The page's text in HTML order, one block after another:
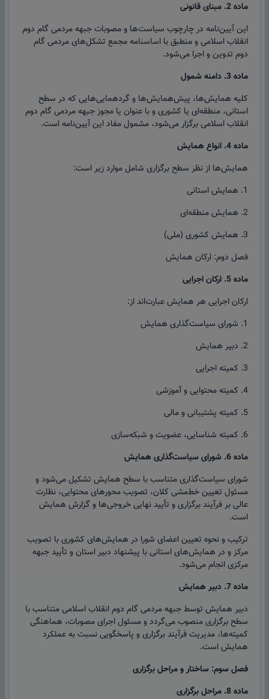
ماده 2. مبنای قانونی
این آیین‌نامه در چارچوب سیاست‌ها و مصوبات جبهه مردمی گام دوم
انقلاب اسلامی و منطبق با اساسنامه مجمع تشکل‌های مردمی گام
دوم تدوین و اجرا می‌شود.
ماده 3. دامنه شمول
کلیه همایش‌ها، پیش‌همایش‌ها و گردهمایی‌هایی که در سطح
استانی، منطقه‌ای یا کشوری و با عنوان یا مجوز جبهه مردمی گام دوم
انقلاب اسلامی برگزار می‌شود، مشمول مفاد این آیین‌نامه است.
ماده 4. انواع همایش
همایش‌ها از نظر سطح برگزاری شامل موارد زیر است:
1. همایش استانی
2. همایش منطقه‌ای
3. همایش کشوری (ملی)
فصل دوم: ارکان همایش
ماده 5. ارکان اجرایی
ارکان اجرایی هر همایش عبارت‌اند از:
1. شورای سیاست‌گذاری همایش
2. دبیر همایش
3. کمیته اجرایی
4. کمیته محتوایی و آموزشی
5. کمیته پشتیبانی و مالی
6. کمیته شناسایی، عضویت و شبکه‌سازی
ماده 6. شورای سیاست‌گذاری همایش
شورای سیاست‌گذاری متناسب با سطح همایش تشکیل می‌شود و
مسئول تعیین خط‌مشی کلان، تصویب محورهای محتوایی، نظارت
عالی بر فرآیند برگزاری و تأیید نهایی خروجی‌ها و گزارش همایش
است.
ترکیب و نحوه تعیین اعضای شورا در همایش‌های کشوری با تصویب
مرکز و در همایش‌های استانی با پیشنهاد دبیر استان و تأیید جبهه
مرکزی انجام می‌شود.
ماده 7. دبیر همایش
دبیر همایش توسط جبهه مردمی گام دوم انقلاب اسلامی متناسب با
سطح برگزاری منصوب می‌گردد و مسئول اجرای مصوبات، هماهنگی
کمیته‌ها، مدیریت فرآیند برگزاری و پاسخگویی نسبت به عملکرد
همایش است.
فصل سوم: ساختار و مراحل برگزاری
ماده 8. مراحل برگزاری